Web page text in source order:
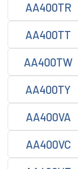
AA400TR
AA400TT
AA400TW
AA400TY
AA400VA
AA400VC